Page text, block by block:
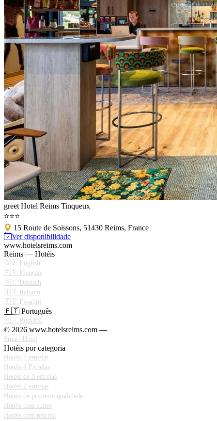
greet Hotel Reims Tinqueux
⭐⭐⭐
15 Route de Soissons, 51430 Reims, France
Ver disponibilidade
www.hotelsreims.com
Reims — Hotéis
🇬🇧 English
🇫🇷 Français
🇩🇪 Deutsch
🇮🇹 Italiano
🇪🇸 Español
🇵🇹 Português
🇷🇴 Română
© 2026 www.hotelsreims.com —
Smart Hotel
Hotéis por categoria
Hotéis 5 estrelas
Hotéis 4 Estrelas
Hotéis de 3 estrelas
Hotéis 2 estrelas
Hotéis de primeira qualidade
Hotéis com suites
Hotéis com piscina